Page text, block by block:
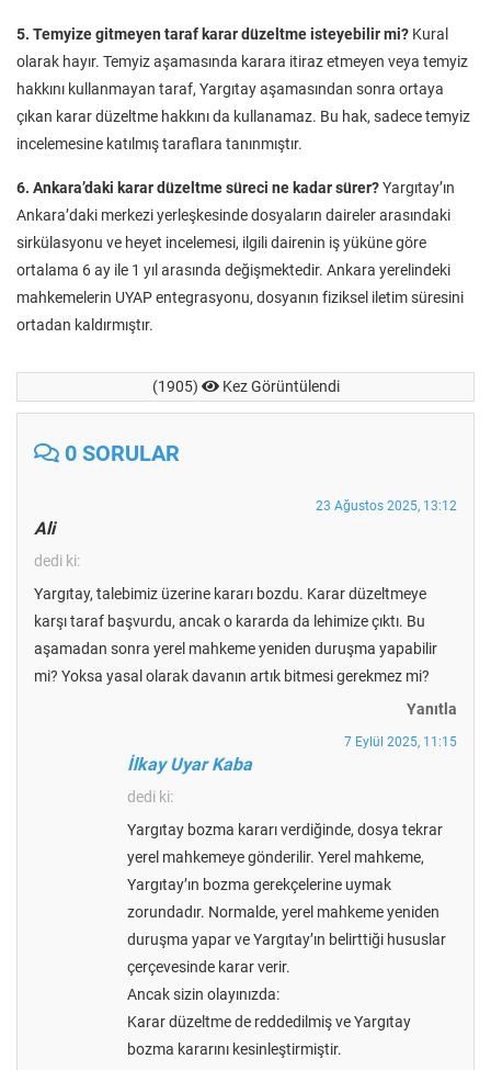
5. Temyize gitmeyen taraf karar düzeltme isteyebilir mi? Kural
olarak hayır. Temyiz aşamasında karara itiraz etmeyen veya temyiz
hakkını kullanmayan taraf, Yargıtay aşamasından sonra ortaya
çıkan karar düzeltme hakkını da kullanamaz. Bu hak, sadece temyiz
incelemesine katılmış taraflara tanınmıştır.
6. Ankara’daki karar düzeltme süreci ne kadar sürer?Yargıtay’ın
Ankara’daki merkezi yerleşkesinde dosyaların daireler arasındaki
sirkülasyonu ve heyet incelemesi, ilgili dairenin iş yüküne göre
ortalama 6 ay ile 1 yıl arasında değişmektedir. Ankara yerelindeki
mahkemelerin UYAP entegrasyonu, dosyanın fiziksel iletim süresini
ortadan kaldırmıştır.
(1905) Kez Görüntülendi
0 SORULAR
Ali
dedi ki:
23 Ağustos 2025, 13:12
Yargıtay, talebimiz üzerine kararı bozdu. Karar düzeltmeye
karşı taraf başvurdu, ancak o kararda da lehimize çıktı. Bu
aşamadan sonra yerel mahkeme yeniden duruşma yapabilir
mi? Yoksa yasal olarak davanın artık bitmesi gerekmez mi?
Yanıtla
İlkay Uyar Kaba
dedi ki:
7 Eylül 2025, 11:15
Yargıtay bozma kararı verdiğinde, dosya tekrar
yerel mahkemeye gönderilir. Yerel mahkeme,
Yargıtay’ın bozma gerekçelerine uymak
zorundadır. Normalde, yerel mahkeme yeniden
duruşma yapar ve Yargıtay’ın belirttiği hususlar
çerçevesinde karar verir.
Ancak sizin olayınızda:
Karar düzeltme de reddedilmiş ve Yargıtay
bozma kararını kesinleştirmiştir.